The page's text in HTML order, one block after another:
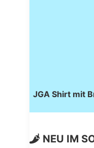
JGA Shirt mit
NEU IM